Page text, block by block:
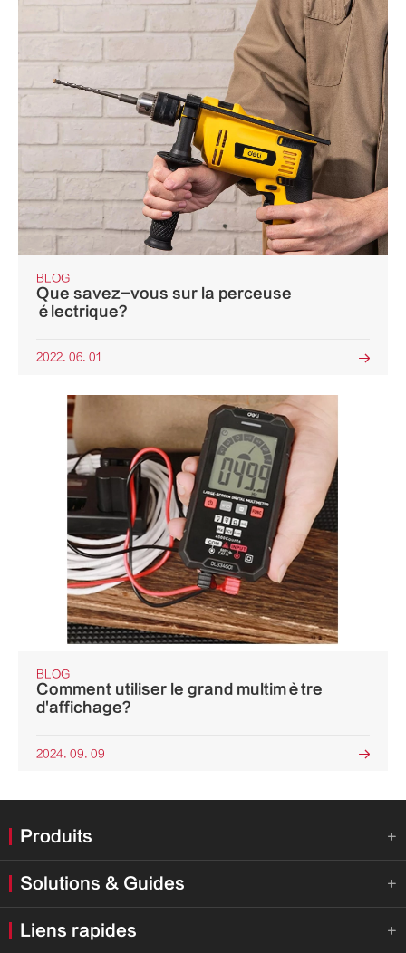
BLOG
Que savez-vous sur la perceuse
électrique?
2022. 06. 01 
BLOG
Comment utiliser le grand multimètre
d'affichage?
2024. 09. 09 
Produits 
Solutions & Guides 
Liens rapides 